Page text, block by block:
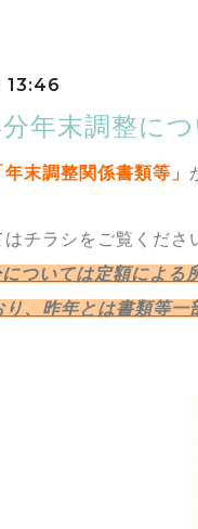
13:46
年末調整に
年末調整関係書類等」
チラシをご覧くださ
ついては定額による
、昨年とは書類等一